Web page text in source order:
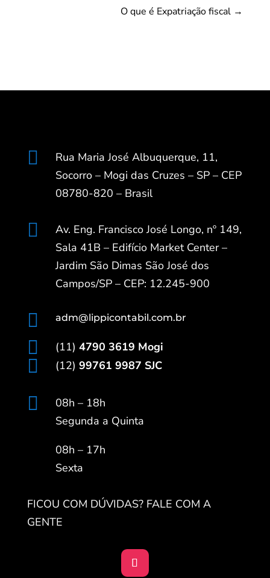
O que é Expatriação fiscal →

Rua Maria José Albuquerque, 11,
Socorro – Mogi das Cruzes – SP – CEP
08780-820 – Brasil

Av. Eng. Francisco José Longo, nº 149,
Sala 41B – Edifício Market Center –
Jardim São Dimas São José dos
Campos/SP – CEP: 12.245-900
 adm@lippicontabil.com.br
 (11) 4790 3619 Mogi
 (12) 99761 9987 SJC

08h – 18h
Segunda a Quinta
08h – 17h
Sexta
FICOU COM DÚVIDAS? FALE COM A
GENTE